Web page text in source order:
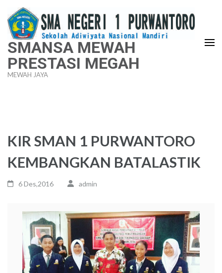
Lompat
ke
konten
(Tekan
Enter)
SMANSA MEWAH
PRESTASI MEGAH
MEWAH JAYA
KIR SMAN 1 PURWANTORO
KEMBANGKAN BATALASTIK
6 Des,2016 admin